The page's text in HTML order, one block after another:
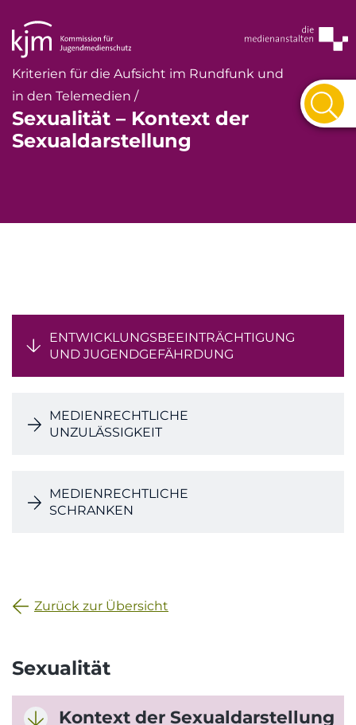
Kriterien für die Aufsicht im Rundfunk und
in den Telemedien /
Sexualität – Kontext der
Sexualdarstellung
ENTWICKLUNGSBEEINTRÄCHTIGUNG
UND JUGENDGEFÄHRDUNG
MEDIENRECHTLICHE
UNZULÄSSIGKEIT
MEDIENRECHTLICHE
SCHRANKEN
Zurück zur Übersicht
Sexualität
Kontext der Sexualdarstellung